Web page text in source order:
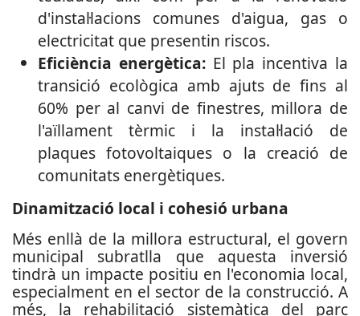
d'instal·lacions comunes d'aigua, gas o
electricitat que presentin riscos.
Eficiència energètica:El pla incentiva la
transició ecològica amb ajuts de fins al
60% per al canvi de finestres, millora de
l'aïllament tèrmic i la instal·lació de
plaques fotovoltaiques o la creació de
comunitats energètiques.
Dinamització local i cohesió urbana
Més enllà de la millora estructural, el govern
municipal subratlla que aquesta inversió
tindrà un impacte positiu en l'economia local,
especialment en el sector de la construcció. A
més, la rehabilitació sistemàtica del parc